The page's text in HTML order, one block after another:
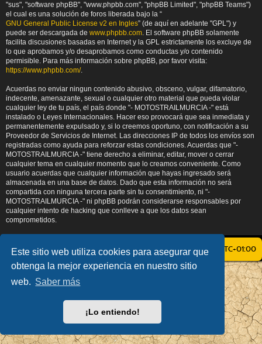
Este sitio web utiliza cookies para asegurar que
obtenga la mejor experiencia en nuestro sitio
web. Saber más
¡Lo entiendo!
"sus", "software phpBB", "www.phpbb.com", "phpBB Limited", "phpBB Teams")
el cual es una solución de foros liberada bajo la “
GNU General Public License v2 en Ingles” (de aquí en adelante "GPL") y
puede ser descargada de www.phpbb.com. El software phpBB solamente
facilita discusiones basadas en Internet y la GPL estrictamente los excluye de
lo que aprobamos y/o desaprobamos como conductas y/o contenido
permisible. Para más información sobre phpBB, por favor visita:
https://www.phpbb.com/.
Acuerdas no enviar ningun contenido abusivo, obsceno, vulgar, difamatorio,
indecente, amenazante, sexual o cualquier otro material que pueda violar
cualquier ley de tu país, el país donde "- MOTOSTRAILMURCIA -" está
instalado o Leyes Internacionales. Hacer eso provocará que sea inmediata y
permanentemente expulsado y, si lo creemos oportuno, con notificación a su
Proveedor de Servicios de Internet. Las direcciones IP de todos los envíos son
registradas como ayuda para reforzar estas condiciones. Acuerdas que "-
MOTOSTRAILMURCIA -" tiene derecho a eliminar, editar, mover o cerrar
cualquier tema en cualquier momento que lo creamos conveniente. Como
usuario acuerdas que cualquier información que hayas ingresado será
almacenada en una base de datos. Dado que esta información no será
compartida con ninguna tercera parte sin tu consentimiento, ni "-
MOTOSTRAILMURCIA -" ni phpBB podrán considerarse responsables por
cualquier intento de hacking que conlleve a que los datos sean
comprometidos.
ÍNDICE GENERAL TODOS LOS HORARIOS SON UTC+01:00
AÇIEEED! STYLE BY IAN BRADLEY
DESARROLLADO POR
PRIVACIDAD|CONDICIONES